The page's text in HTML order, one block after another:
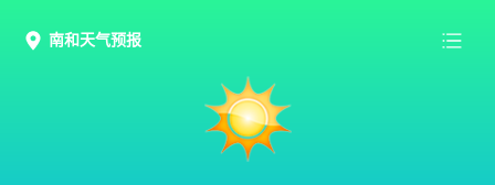
南和天气预报